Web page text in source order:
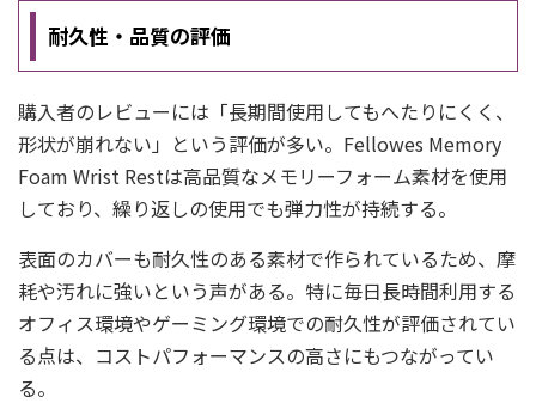
耐久性・品質の評価
購入者のレビューには「長期間使用してもへたりにくく、
形状が崩れない」という評価が多い。Fellowes Memory
Foam Wrist Restは高品質なメモリーフォーム素材を使用
しており、繰り返しの使用でも弾力性が持続する。
表面のカバーも耐久性のある素材で作られているため、摩
耗や汚れに強いという声がある。特に毎日長時間利用する
オフィス環境やゲーミング環境での耐久性が評価されてい
る点は、コストパフォーマンスの高さにもつながってい
る。